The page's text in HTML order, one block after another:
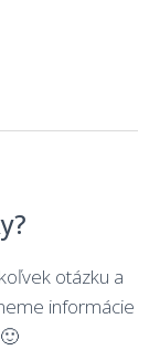
otázku a
informácie